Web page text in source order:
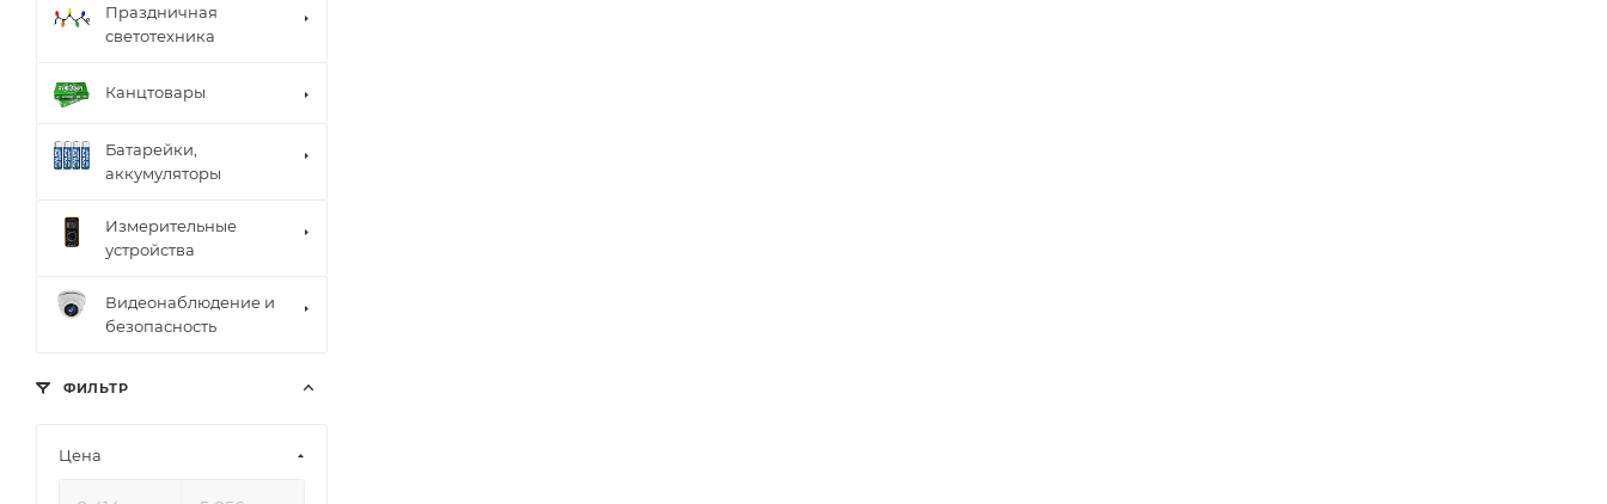
Праздничная
светотехника
Канцтовары
Батарейки,
аккумуляторы
Измерительные
устройства
Видеонаблюдение и
безопасность
ФИЛЬТР
Цена